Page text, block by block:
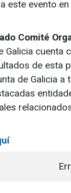
este evento
Comité
Galicia
de esta
de Galicia